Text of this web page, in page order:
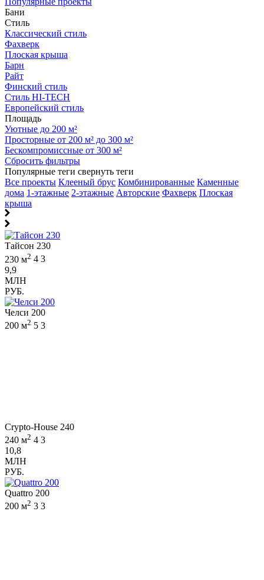
Бани
Стиль
Классический стиль
Фахверк
Плоская крыша
Барн
Райт
Финский стиль
Стиль HI-TECH
Европейский стиль
Площадь
Уютные до 200 м²
Просторные от 200 м² до 300 м²
Бескомпромиссные от 300 м²
Сбросить фильтры
Популярные теги свернуть теги
Все проекты Клееный брус Комбинированные Каменные
дома 1-этажные 2-этажные Авторские Фахверк Плоская
крыша
Тайсон 230
230 м2 4 3
9,9
МЛН
РУБ.
Челси 200
200 м2 5 3
Crypto-House 240
240 м2 4 3
10,8
МЛН
РУБ.
Quattro 200
200 м2 3 3